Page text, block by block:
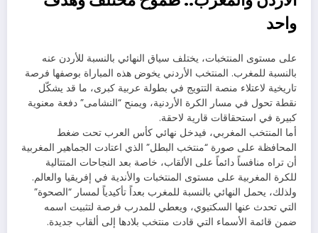
واحد
على مستوى المنتخبات، يختلف سياق النهائي بالنسبة للأردن عنه
بالنسبة للمغرب. المنتخب الأردني يخوض هذه المباراة بوصفها فرصة
تاريخية لاعتلاء منصة التتويج في بطولة عربية كبرى، ما قد يشكّل
نقطة تحول في مسار الكرة الأردنية، ويمنح “النشامى” دفعة معنوية
كبيرة في استحقاقات قارية لاحقة.
أما المنتخب المغربي، فيدخل نهائي كأس العرب تحت ضغط
المحافظة على صورة “منتخب البطل” الذي اعتادت الجماهير المغربية
أن تراه منافساً دائماً على الألقاب، خاصة بعد النجاحات المتتالية
للكرة المغربية على مستوى المنتخبات والأندية في إفريقيا والعالم.
ولذلك، يحمل النهائي بالنسبة للمغرب بعداً تأكيدياً لمسار “الصحوة”
التي تحدث عنها السكتيوي، ويعطي للمدرب فرصة لتثبيت اسمه
ضمن قائمة الأسماء التي قادت منتخب بلادها إلى ألقاب جديدة.